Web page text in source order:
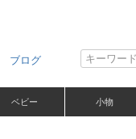
ブログ
ベビー 小物